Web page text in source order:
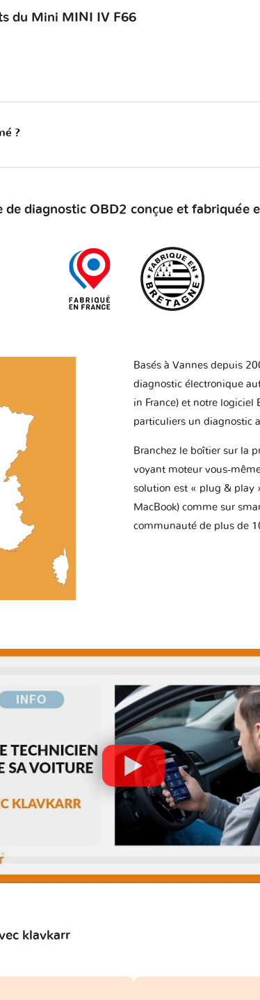
du Mini MINI IV F66
?
de diagnostic OBD2 conçue et fabriquée
Basés à Vannes depuis
diagnostic électronique
in France) et notre logiciel
particuliers un diagnostic
Branchez le boîtier sur la
voyant moteur vous-
solution est « plug & play
MacBook) comme sur
communauté de plus de
klavkarr